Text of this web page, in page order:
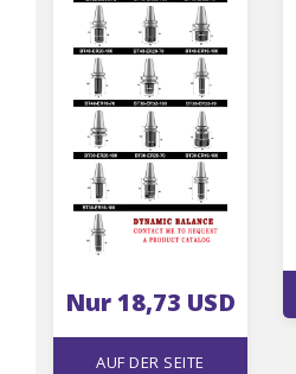
ER Tool Holder
Dynamic Balance CNC
Machining Center CNC
Tool Holder
Nur 18,73 USD
AUF DER SEITE